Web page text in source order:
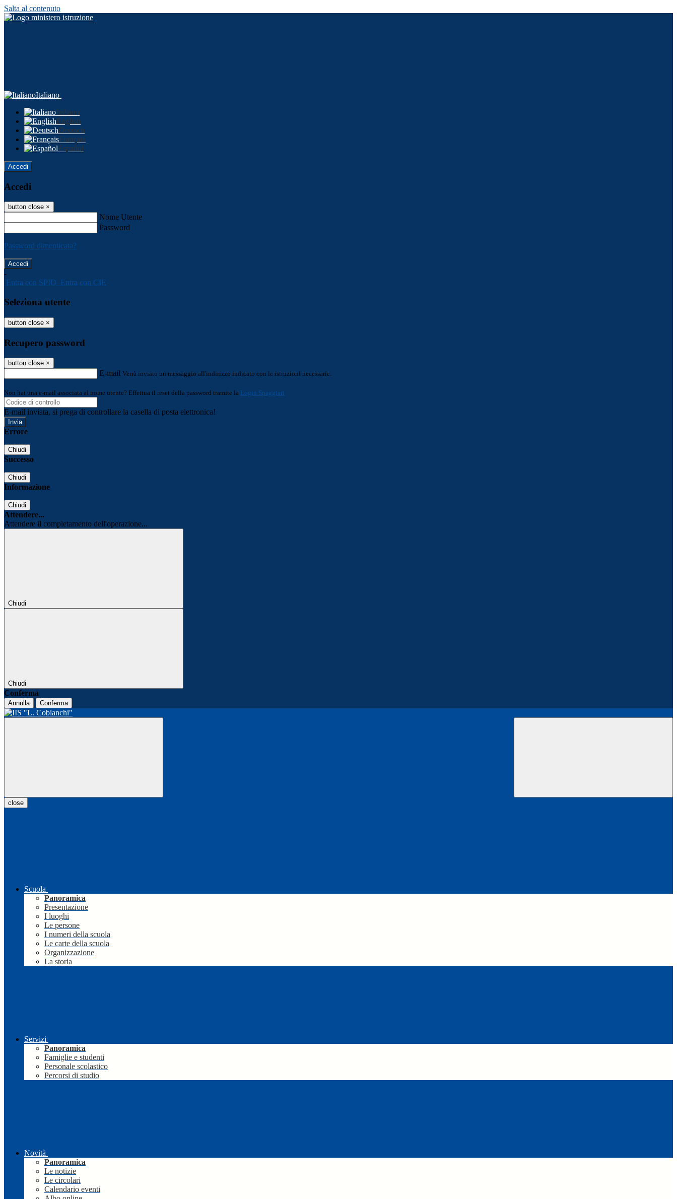
Salta al contenuto
Italiano
Italiano
English
Deutsch
Français
Español
Accedi
Accedi
button close ×
Nome Utente
Password
Password dimenticata?
-
Entra con SPID Entra con CIE
Seleziona utente
button close ×
Recupero password
button close ×
E-mail Verrà inviato un messaggio all'indirizzo indicato con le istruzioni necessarie.
Non hai una e-mail associata al nome utente? Effettua il reset della password tramite la Login Spaggiari
E-mail inviata, si prega di controllare la casella di posta elettronica!
Errore
Chiudi
Successo
Chiudi
Informazione
Chiudi
Attendere...
Attendere il completamento dell'operazione...
Chiudi
Chiudi
Conferma
Annulla Conferma
close
Scuola
Panoramica
Presentazione
I luoghi
Le persone
I numeri della scuola
Le carte della scuola
Organizzazione
La storia
Servizi
Panoramica
Famiglie e studenti
Personale scolastico
Percorsi di studio
Novità
Panoramica
Le notizie
Le circolari
Calendario eventi